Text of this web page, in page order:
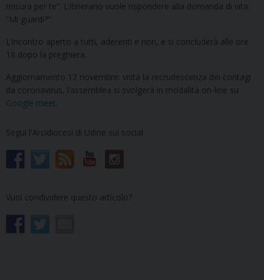
misura per te”. L’itinerario vuole rispondere alla domanda di vita:
“Mi guardi?”.
L’incontro aperto a tutti, aderenti e non, e si concluderà alle ore
18 dopo la preghiera.
Aggiornamento 12 novembre: vista la recrudescenza dei contagi
da coronavirus, l’assemblea si svolgerà in modalità on-line su
Google meet
Segui l'Arcidiocesi di Udine sui social
Vuoi condividere questo articolo?